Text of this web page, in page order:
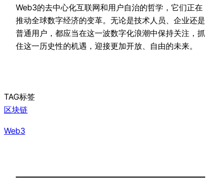
Web3的去中心化互联网和用户自治的哲学，它们正在
推动全球数字经济的变革。无论是技术人员、企业还是
普通用户，都应当在这一波数字化浪潮中保持关注，抓
住这一历史性的机遇，迎接更加开放、自由的未来。
TAG标签
区块链
Web3